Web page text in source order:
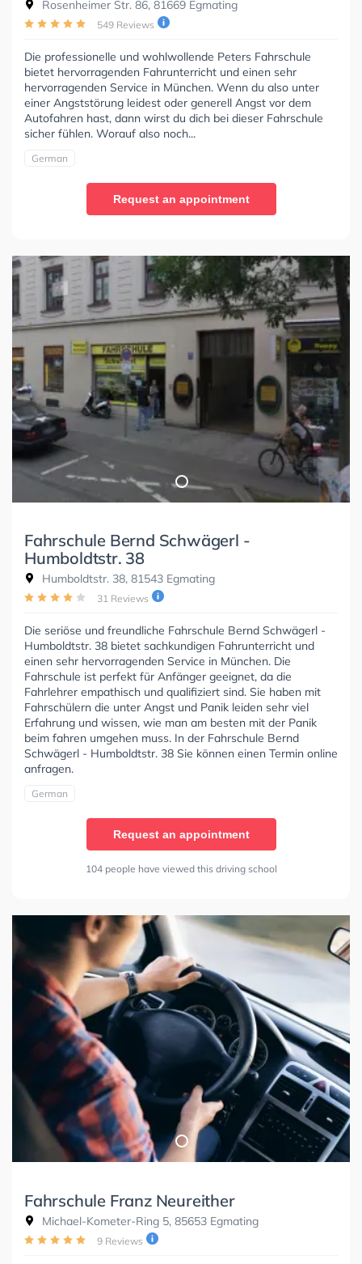
Rosenheimer Str. 86, 81669 Egmating
549 Reviews
Die professionelle und wohlwollende Peters Fahrschule
bietet hervorragenden Fahrunterricht und einen sehr
hervorragenden Service in München. Wenn du also unter
einer Angststörung leidest oder generell Angst vor dem
Autofahren hast, dann wirst du dich bei dieser Fahrschule
sicher fühlen. Worauf also noch...
German
Request an appointment
Fahrschule Bernd Schwägerl -
Humboldtstr. 38
Humboldtstr. 38, 81543 Egmating
31 Reviews
Die seriöse und freundliche Fahrschule Bernd Schwägerl -
Humboldtstr. 38 bietet sachkundigen Fahrunterricht und
einen sehr hervorragenden Service in München. Die
Fahrschule ist perfekt für Anfänger geeignet, da die
Fahrlehrer empathisch und qualifiziert sind. Sie haben mit
Fahrschülern die unter Angst und Panik leiden sehr viel
Erfahrung und wissen, wie man am besten mit der Panik
beim fahren umgehen muss. In der Fahrschule Bernd
Schwägerl - Humboldtstr. 38 Sie können einen Termin online
anfragen.
German
Request an appointment
104 people have viewed this driving school
Fahrschule Franz Neureither
Michael-Kometer-Ring 5, 85653 Egmating
9 Reviews